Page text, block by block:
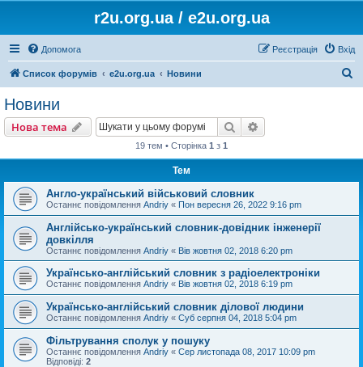
r2u.org.ua / e2u.org.ua
Допомога Вхід
Реєстрація
Список форумів e2u.org.ua Новини
Новини
Нова тема Пошук
19 тем • Сторінка 1 з 1
Тем
Англо-український військовий словник
Останнє повідомлення Andriy « Пон вересня 26, 2022 9:16 pm
Англійсько-український словник-довідник інженерії
довкілля
Останнє повідомлення Andriy « Вів жовтня 02, 2018 6:20 pm
Українсько-англійський словник з радіоелектроніки
Останнє повідомлення Andriy « Вів жовтня 02, 2018 6:19 pm
Українсько-англійський словник ділової людини
Останнє повідомлення Andriy « Суб серпня 04, 2018 5:04 pm
Фільтрування сполук у пошуку
Останнє повідомлення Andriy « Сер листопада 08, 2017 10:09 pm
Відповіді: 2